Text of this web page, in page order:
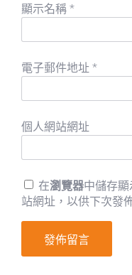
顯示名稱 *
電子郵件地址 *
個人網站網址
在瀏覽器中儲存
站網址，以供下次發